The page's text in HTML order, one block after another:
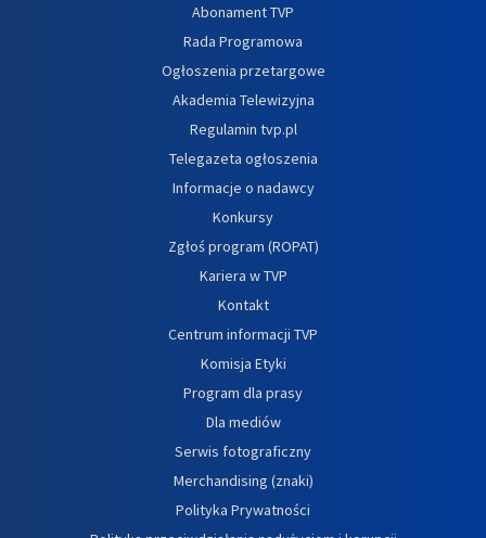
Abonament TVP
Rada Programowa
Ogłoszenia przetargowe
Akademia Telewizyjna
Regulamin tvp.pl
Telegazeta ogłoszenia
Informacje o nadawcy
Konkursy
Zgłoś program (ROPAT)
Kariera w TVP
Kontakt
Centrum informacji TVP
Komisja Etyki
Program dla prasy
Dla mediów
Serwis fotograficzny
Merchandising (znaki)
Polityka Prywatności